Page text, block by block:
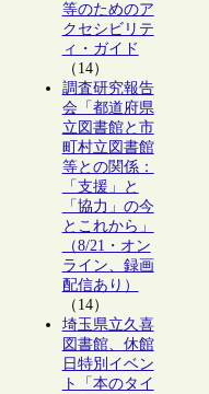
等のためのア
クセシビリテ
ィ・ガイド
（14）
調査研究報告
会「都道府県
立図書館と市
町村立図書館
等との関係：
「支援」と
「協力」の今
とこれから」
（8/21・オン
ライン、録画
配信あり）
（14）
埼玉県立久喜
図書館、休館
日特別イベン
ト「本のタイ